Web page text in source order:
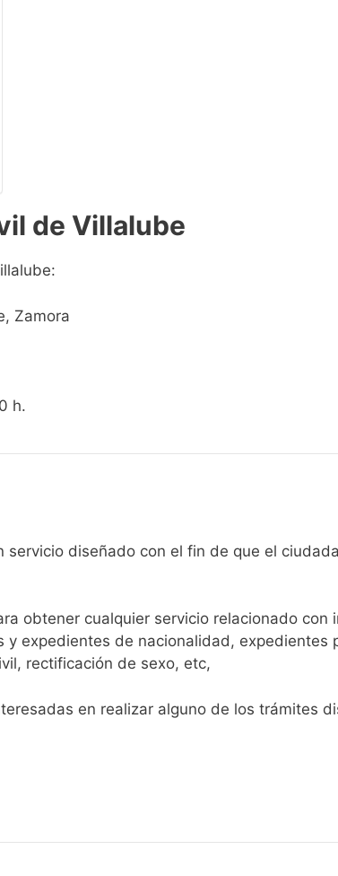
de Villalube
Zamora
h.
servicio diseñado con el fin de que el
obtener cualquier servicio relacionado
expedientes de nacionalidad, expedientes
rectificación de sexo, etc,
en realizar alguno de los trámites